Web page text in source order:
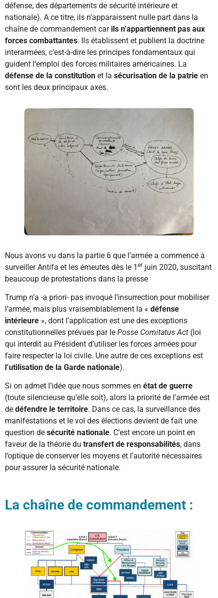
défense, des départements de sécurité intérieure et
nationale). A ce titre, ils n’apparaissent nulle part dans la
chaîne de commandement car ils n’appartiennent pas aux
forces combattantes. Ils établissent et publient la doctrine
interarmées, c’est-à-dire les principes fondamentaux qui
guident l’emploi des forces militaires américaines. La
défense de la constitution et la sécurisation de la patrie en
sont les deux principaux axes.
Nous avons vu dans la partie 6 que l’armée a commencé à
surveiller Antifa et les émeutes dès le 1 er juin 2020, suscitant
beaucoup de protestations dans la presse
Trump n’a -a priori- pas invoqué l’insurrection pour mobiliser
l’armée, mais plus vraisemblablement la « défense
intérieure », dont l’application est une des exceptions
constitutionnelles prévues par le Posse Comitatus Act (loi
qui interdit au Président d’utiliser les forces armées pour
faire respecter la loi civile. Une autre de ces exceptions est
l’utilisation de la Garde nationale).
Si on admet l’idée que nous sommes en état de guerre
(toute silencieuse qu’elle soit), alors la priorité de l’armée est
de défendre le territoire. Dans ce cas, la surveillance des
manifestations et le vol des élections devient de fait une
question de sécurité nationale. C’est encore un point en
faveur de la théorie du transfert de responsabilités, dans
l’optique de conserver les moyens et l’autorité nécessaires
pour assurer la sécurité nationale.
La chaîne de commandement :